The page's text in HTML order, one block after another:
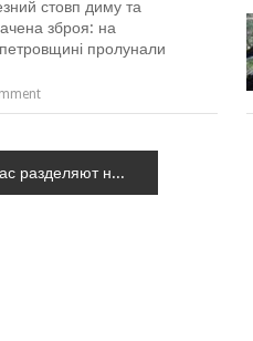
стовп диму та
зброя: на
пролунали
Рабинович: Нас разделяют на «бендеровцев» и «москалей», чтобы грабить и тех, и других